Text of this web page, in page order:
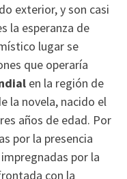
exterior, y son casi
la esperanza de
lugar se
que operaría
en la región de
la novela, nacido el
años de edad. Por
por la presencia
por la
con la